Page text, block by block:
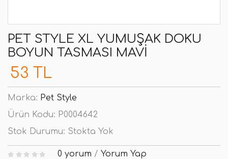
PET STYLE XL YUMUŞAK DOKU
BOYUN TASMASI MAVI
53 TL
Marka: Pet Style
Ürün Kodu: P0004642
Stok Durumu: Stokta Yok
0 yorum / Yorum Yap